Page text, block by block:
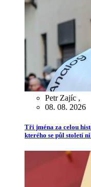
Petr Zajíc ,
08. 08. 2026
Tři jména za celou
kterého se půl století